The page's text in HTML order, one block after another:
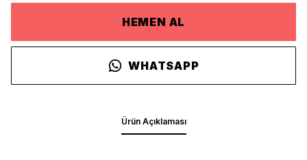
HEMEN AL
WHATSAPP
Ürün Açıklaması